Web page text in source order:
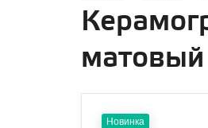
матовый
Новинка